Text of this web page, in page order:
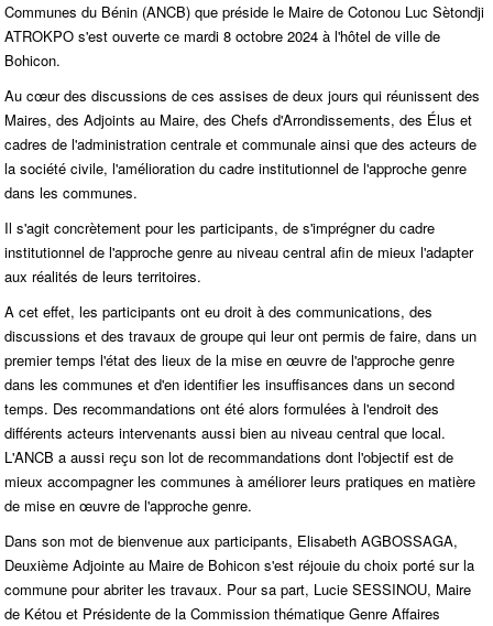
Communes du Bénin (ANCB) que préside le Maire de Cotonou Luc Sètondji
ATROKPO s'est ouverte ce mardi 8 octobre 2024 à l'hôtel de ville de
Bohicon.
Au cœur des discussions de ces assises de deux jours qui réunissent des
Maires, des Adjoints au Maire, des Chefs d'Arrondissements, des Élus et
cadres de l'administration centrale et communale ainsi que des acteurs de
la société civile, l'amélioration du cadre institutionnel de l'approche genre
dans les communes.
Il s'agit concrètement pour les participants, de s'imprégner du cadre
institutionnel de l'approche genre au niveau central afin de mieux l'adapter
aux réalités de leurs territoires.
A cet effet, les participants ont eu droit à des communications, des
discussions et des travaux de groupe qui leur ont permis de faire, dans un
premier temps l'état des lieux de la mise en œuvre de l'approche genre
dans les communes et d'en identifier les insuffisances dans un second
temps. Des recommandations ont été alors formulées à l'endroit des
différents acteurs intervenants aussi bien au niveau central que local.
L'ANCB a aussi reçu son lot de recommandations dont l'objectif est de
mieux accompagner les communes à améliorer leurs pratiques en matière
de mise en œuvre de l'approche genre.
Dans son mot de bienvenue aux participants, Elisabeth AGBOSSAGA,
Deuxième Adjointe au Maire de Bohicon s'est réjouie du choix porté sur la
commune pour abriter les travaux. Pour sa part, Lucie SESSINOU, Maire
de Kétou et Présidente de la Commission thématique Genre Affaires